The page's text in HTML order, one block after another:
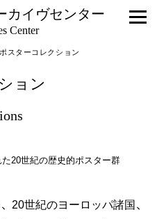
カイヴセンター
Center
スターコレクション
ョン
20世紀の歴史的ポスター群
20世紀のヨーロッパ諸国、